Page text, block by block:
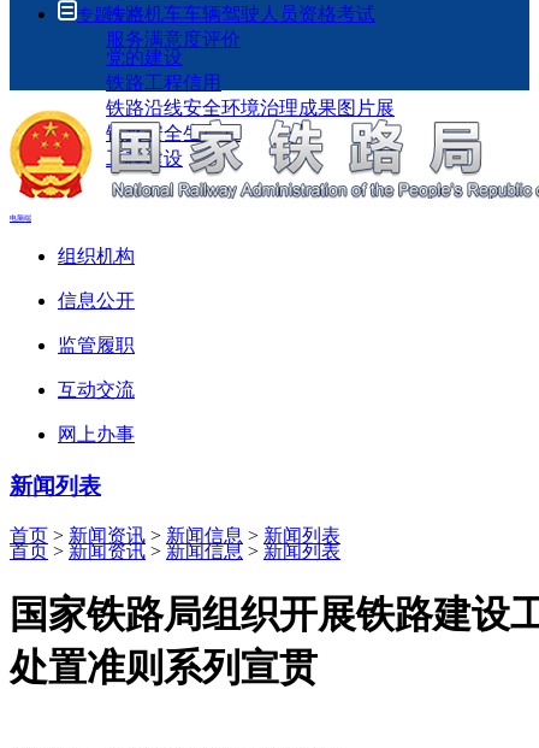
铁路机车车辆驾驶人员资格考试
服务满意度评价
专题专栏
党的建设
铁路工程信用
铁路沿线安全环境治理成果图片展
铁路安全生产月
工程建设
电脑端
组织机构
信息公开
监管履职
互动交流
网上办事
新闻列表
首页 > 新闻资讯 > 新闻信息 > 新闻列表
首页 > 新闻资讯 > 新闻信息 > 新闻列表
国家铁路局组织开展铁路建设
处置准则系列宣贯